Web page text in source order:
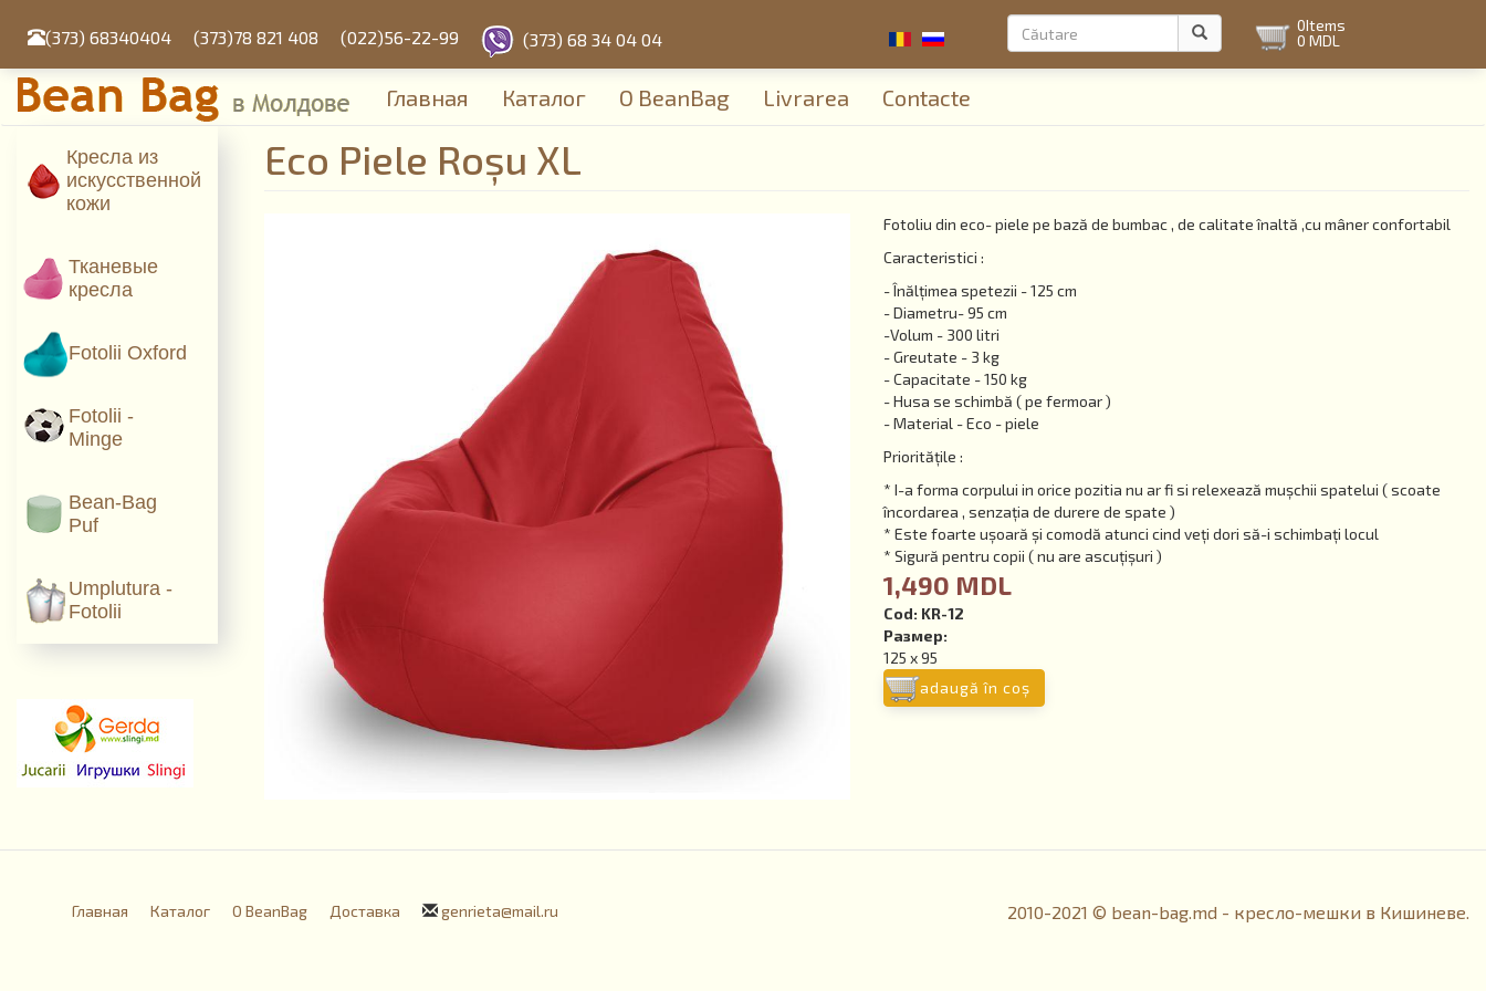
principal
(373) 68340404 (373)78 821 408 (022)56-22-99 (373) 68 34 04 04
Formular
de
0Items
0 MDL
Главная Каталог О BeanBag Livrarea Contacte
Кресла из
искусcтвенной
кожи
Тканевые
кресла
Fotolii Oxford
Fotolii -
Minge
Bean-Bag
Puf
Umplutura -
Fotolii
Eco Piele Roșu XL
Fotoliu din eco- piele pe bază de bumbac , de calitate înaltă ,cu mâner confortabil
Caracteristici :
- Înălțimea spetezii - 125 cm
- Diametru- 95 cm
-Volum - 300 litri
- Greutate - 3 kg
- Capacitate - 150 kg
- Husa se schimbă ( pe fermoar )
- Material - Eco - piele
Prioritățile :
* I-a forma corpului in orice pozitia nu ar fi si relexează mușchii spatelui ( scoate
încordarea , senzația de durere de spate )
* Este foarte ușoară și comodă atunci cind veți dori să-i schimbați locul
* Sigură pentru copii ( nu are ascuțișuri )
1,490 MDL
Cod: KR-12
Размер:
125 x 95
adaugă în coş
Главная Каталог О BeanBag Доставка genrieta@mail.ru 2010-2021 © bean-bag.md - кресло-мешки в Кишиневе.